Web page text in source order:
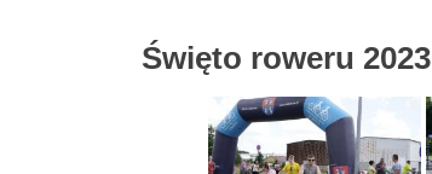
Święto roweru 2023